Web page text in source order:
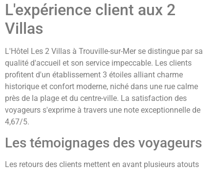
L'expérience client aux 2
Villas
L'Hôtel Les 2 Villas à Trouville-sur-Mer se distingue par sa
qualité d'accueil et son service impeccable. Les clients
profitent d'un établissement 3 étoiles alliant charme
historique et confort moderne, niché dans une rue calme
près de la plage et du centre-ville. La satisfaction des
voyageurs s'exprime à travers une note exceptionnelle de
4,67/5.
Les témoignages des voyageurs
Les retours des clients mettent en avant plusieurs atouts